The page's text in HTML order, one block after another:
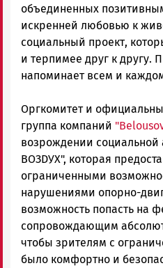
Карелии
|
Петрозаводск
ГОВОРИТ
объединенных
искренней любовью к
социальный проект,
и терпимее друг к другу.
напоминает всем и
Оргкомитет и
группа компаний
возрождении социальной
ВОЗDУХ", которая
ограниченными
нарушениями опорно-
возможность попасть на
сопровождающим
чтобы зрителям с
было комфортно и